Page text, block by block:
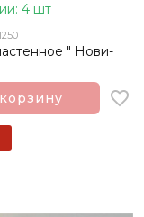
4 шт
" Нови-